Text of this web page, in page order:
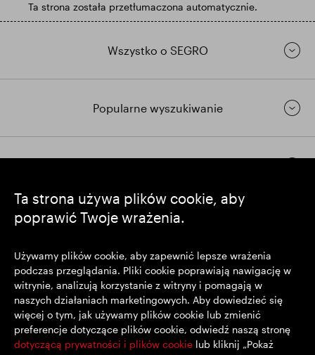
Ta strona używa plików cookie, aby
poprawić Twoje wrażenia.
Używamy plików cookie, aby zapewnić lepsze wrażenia
podczas przeglądania. Pliki cookie poprawiają nawigację w
witrynie, analizują korzystanie z witryny i pomagają w
naszych działaniach marketingowych. Aby dowiedzieć się
więcej o tym, jak używamy plików cookie lub zmienić
preferencje dotyczące plików cookie, odwiedź naszą stronę
dotyczącą prywatności i plików cookie lub kliknij „Pokaż
Ta strona została przetłumaczona automatycznie.
Wszystko o SEGRO
Popularne wyszukiwanie
https://www.linkedin.com/
https://www.youtube.com/
SEGRO plc
Siedziba: 1 New Burlington Place, Londyn W1S 2HR
Zarejestrowana w Wielkiej Brytanii pod nr 167591
Miejsce rejestracji: Anglia i Walia
© SEGRO 2022